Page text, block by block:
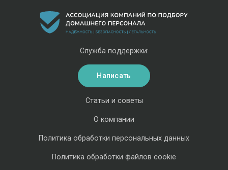
Статьи и советы
О компании
Политика обработки персональных данных
Политика обработки файлов cookie
Служба поддержки:
Написать